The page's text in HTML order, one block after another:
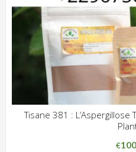
Tisane 381 :
€